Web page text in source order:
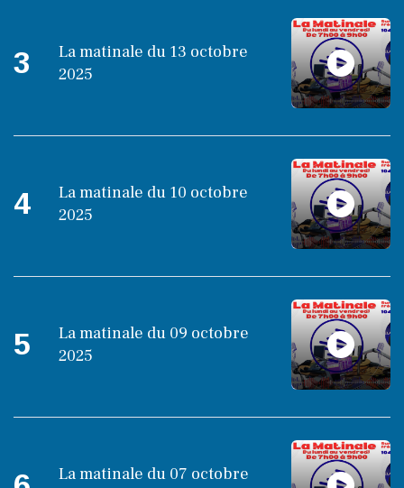
3
La matinale du 13 octobre
2025
4
La matinale du 10 octobre
2025
5
La matinale du 09 octobre
2025
La matinale du 07 octobre